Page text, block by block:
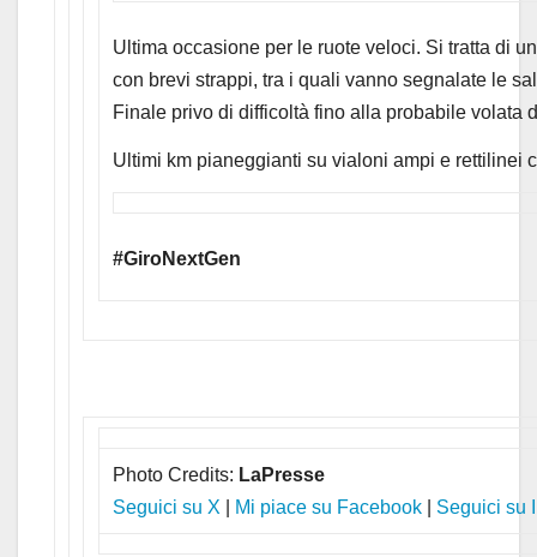
Ultima occasione per le ruote veloci. Si tratta di
con brevi strappi, tra i quali vanno segnalate le
Finale privo di difficoltà fino alla probabile volata
Ultimi km pianeggianti su vialoni ampi e rettilinei
#GiroNextGen
Photo Credits: LaPresse
Seguici su X
Mi piace su Facebook| Seguici su